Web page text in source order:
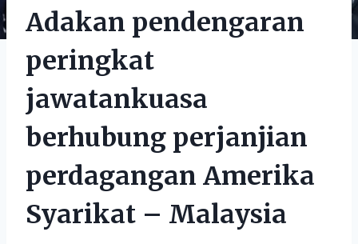
Adakan pendengaran
peringkat
jawatankuasa
berhubung perjanjian
perdagangan Amerika
Syarikat – Malaysia